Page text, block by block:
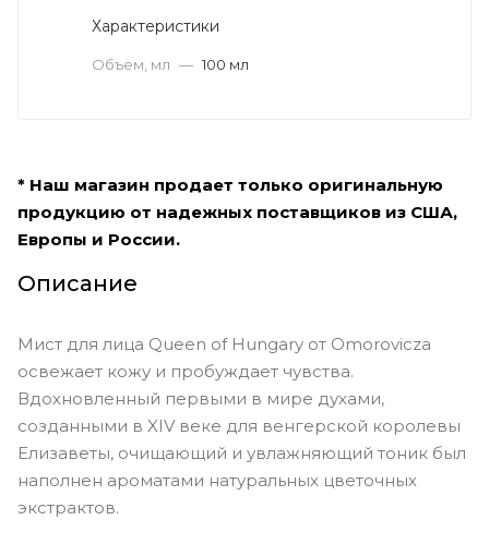
Характеристики
Объем, мл — 100 мл
* Наш магазин продает только оригинальную
продукцию от надежных поставщиков из США,
Европы и России.
Описание
Мист для лица Queen of Hungary от Omorovicza
освежает кожу и пробуждает чувства.
Вдохновленный первыми в мире духами,
созданными в XIV веке для венгерской королевы
Елизаветы, очищающий и увлажняющий тоник был
наполнен ароматами натуральных цветочных
экстрактов.